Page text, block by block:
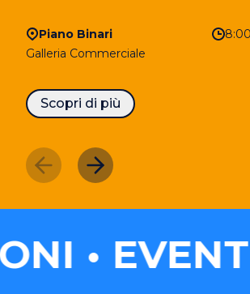
Piano Binari
Galleria Commerciale
Scopri di più